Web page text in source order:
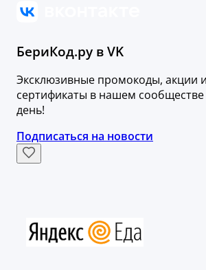
БериКод.ру в VK
Эксклюзивные промокоды, акции
сертификаты в нашем
день!
Подписаться на новости